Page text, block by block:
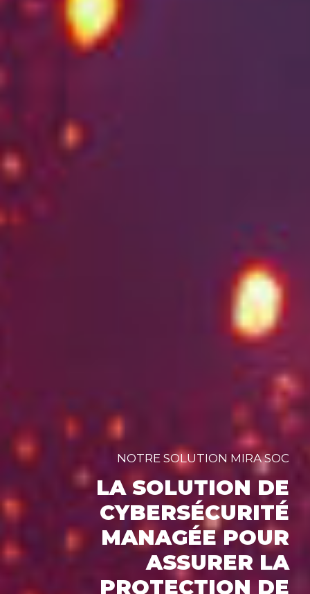
NOTRE SOLUTION MIRA SOC
LA SOLUTION DE
CYBERSÉCURITÉ
MANAGÉE POUR
ASSURER LA
PROTECTION DE